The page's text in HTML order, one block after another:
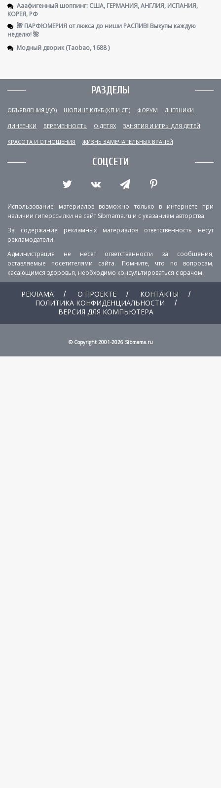
Ааафигенный шоппинг: США, ГЕРМАНИЯ, АНГЛИЯ, ИСПАНИЯ,
КОРЕЯ, РФ
🌺 ПАРФЮМЕРИЯ от люкса до ниши РАСПИВ! Выкупы каждую
неделю! 🌺
Модный дворик (Taobao, 1688 )
РАЗДЕЛЫ
ОБЪЯВЛЕНИЯ (ДО) ШОПИНГ КЛУБ (КП И СП) ФОРУМ ДНЕВНИКИ
ЛИНЕЕЧКИ БЕРЕМЕННОСТЬ О ДЕТЯХ ЗАНЯТИЯ И ИГРЫ ДЛЯ ДЕТЕЙ
КРАСОТА И ОТНОШЕНИЯ ЖИЗНЬ ЗАМЕЧАТЕЛЬНЫХ ВРАЧЕЙ
СОЦСЕТИ
Использование материалов возможно только в интернете при
наличии гиперссылки на сайт Sibmama.ru и с указанием авторства.
За содержание рекламных материалов ответственность несут
рекламодатели.
Администрация не несет ответственности за сообщения,
оставляемые посетителями сайта. Помните, что по вопросам,
касающимся здоровья, необходимо консультироваться с врачом.
РЕКЛАМА О ПРОЕКТЕ
КОНТАКТЫ
ПОЛИТИКА КОНФИДЕНЦИАЛЬНОСТИ
ВЕРСИЯ ДЛЯ КОМПЬЮТЕРА
© Copyright 2001-2026 Sibmama.ru